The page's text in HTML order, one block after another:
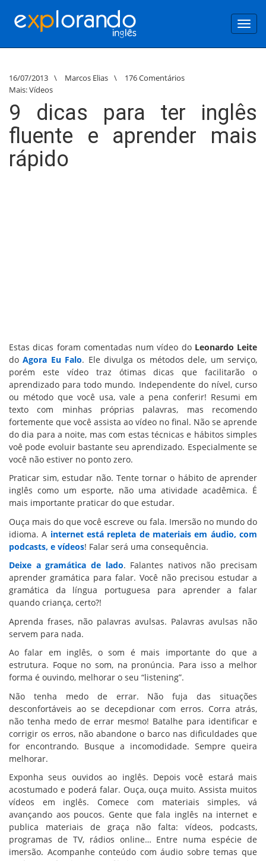
16/07/2013 \ Marcos Elias \
176 Comentários
Mais:Vídeos
9 dicas para ter inglês
fluente e aprender mais
rápido
Estas dicas foram comentadas num vídeo do Leonardo Leite
doAgora Eu Falo. Ele divulga os métodos dele, um serviço,
porém este vídeo traz ótimas dicas que facilitarão o
aprendizado para todo mundo. Independente do nível, curso
ou método que você usa, vale a pena conferir! Resumi em
texto com minhas próprias palavras, mas recomendo
fortemente que você assista ao vídeo no final. Não se aprende
do dia para a noite, mas com estas técnicas e hábitos simples
voê pode evoluir bastante seu aprendizado. Especialmente se
você não estiver no ponto zero.
Praticar sim, estudar não. Tente tornar o hábito de aprender
inglês como um esporte, não uma atividade acadêmica. É
mais importante praticar do que estudar.
Ouça mais do que você escreve ou fala. Imersão no mundo do
idioma. A internet está repleta de materiais em áudio, com
podcasts, e vídeos! Falar será uma consequência.
Deixe a gramática de lado. Falantes nativos não precisam
aprender gramática para falar. Você não precisou estudar a
gramática da língua portuguesa para aprender a falar
quando criança, certo?!
Aprenda frases, não palavras avulsas. Palavras avulsas não
servem para nada.
Ao falar em inglês, o som é mais importante do que a
estrutura. Foque no som, na pronúncia. Para isso a melhor
forma é ouvindo, melhorar o seu “listening”.
Não tenha medo de errar. Não fuja das situações
desconfortáveis ao se decepdionar com erros. Corra atrás,
não tenha medo de errar mesmo! Batalhe para identificar e
corrigir os erros, não abandone o barco nas dificuldades que
for encontrando. Busque a incomodidade. Sempre queira
melhorar.
Exponha seus ouvidos ao inglês. Depois você estará mais
acostumado e poderá falar. Ouça, ouça muito. Assista muitos
vídeos em inglês. Comece com materiais simples, vá
avançando aos poucos. Gente que fala inglês na internet e
publica materiais de graça não falta: vídeos, podcasts,
programas de TV, rádios online… Entre numa espécie de
imersão. Acompanhe conteúdo com áudio sobre temas que